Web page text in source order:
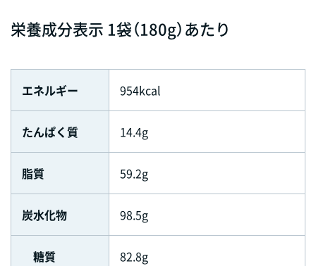
栄養成分表示 1袋（180g）あたり
エネルギー 954kcal
たんぱく質 14.4g
脂質 59.2g
炭水化物 98.5g
糖質 82.8g